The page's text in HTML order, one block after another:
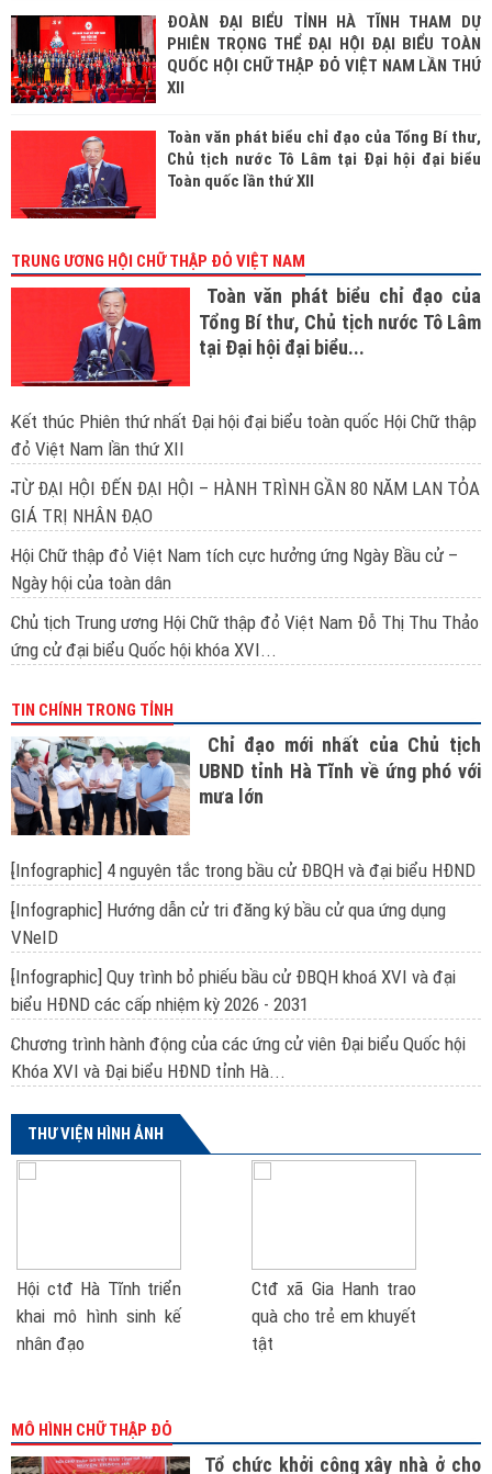
ĐOÀN ĐẠI BIỂU TỈNH HÀ TĨNH THAM DỰ
PHIÊN TRỌNG THỂ ĐẠI HỘI ĐẠI BIỂU TOÀN
QUỐC HỘI CHỮ THẬP ĐỎ VIỆT NAM LẦN THỨ
XII
Toàn văn phát biểu chỉ đạo của Tổng Bí thư,
Chủ tịch nước Tô Lâm tại Đại hội đại biểu
Toàn quốc lần thứ XII
TRUNG ƯƠNG HỘI CHỮ THẬP ĐỎ VIỆT NAM
Toàn văn phát biểu chỉ đạo của
Tổng Bí thư, Chủ tịch nước Tô Lâm
tại Đại hội đại biểu...
Kết thúc Phiên thứ nhất Đại hội đại biểu toàn quốc Hội Chữ thập
đỏ Việt Nam lần thứ XII
TỪ ĐẠI HỘI ĐẾN ĐẠI HỘI – HÀNH TRÌNH GẦN 80 NĂM LAN TỎA
GIÁ TRỊ NHÂN ĐẠO
Hội Chữ thập đỏ Việt Nam tích cực hưởng ứng Ngày Bầu cử –
Ngày hội của toàn dân
Chủ tịch Trung ương Hội Chữ thập đỏ Việt Nam Đỗ Thị Thu Thảo
ứng cử đại biểu Quốc hội khóa XVI...
TIN CHÍNH TRONG TỈNH
Chỉ đạo mới nhất của Chủ tịch
UBND tỉnh Hà Tĩnh về ứng phó với
mưa lớn
[Infographic] 4 nguyên tắc trong bầu cử ĐBQH và đại biểu HĐND
[Infographic] Hướng dẫn cử tri đăng ký bầu cử qua ứng dụng
VNeID
[Infographic] Quy trình bỏ phiếu bầu cử ĐBQH khoá XVI và đại
biểu HĐND các cấp nhiệm kỳ 2026 - 2031
Chương trình hành động của các ứng cử viên Đại biểu Quốc hội
Khóa XVI và Đại biểu HĐND tỉnh Hà...
THƯ VIỆN HÌNH ẢNH
Hội ctđ Hà Tĩnh triển
khai mô hình sinh kế
nhân đạo
Ctđ xã Gia Hanh trao
quà cho trẻ em khuyết
tật
MÔ HÌNH CHỮ THẬP ĐỎ
Tổ chức khởi công xây nhà ở cho